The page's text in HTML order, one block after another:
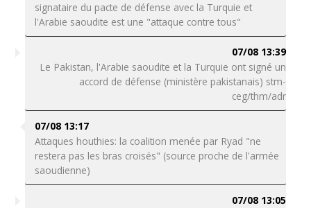
signataire du pacte de défense avec la Turquie et
l'Arabie saoudite est une "attaque contre tous"
07/08 13:39
Le Pakistan, l'Arabie saoudite et la Turquie ont signé un
accord de défense (ministère pakistanais) stm-
ceg/thm/adr
07/08 13:17
Attaques houthies: la coalition menée par Ryad "ne
restera pas les bras croisés" (source proche de l'armée
saoudienne)
07/08 13:05